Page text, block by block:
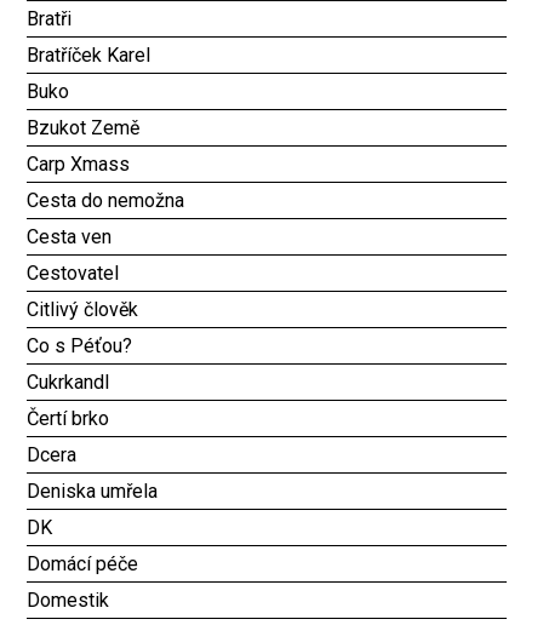
Bratři
Bratříček Karel
Buko
Bzukot Země
Carp Xmass
Cesta do nemožna
Cesta ven
Cestovatel
Citlivý člověk
Co s Péťou?
Cukrkandl
Čertí brko
Dcera
Deniska umřela
DK
Domácí péče
Domestik